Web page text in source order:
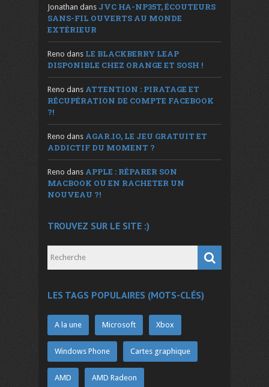
Jonathan dans JVC HA-NP35T, ÉCOUTEURS
SANS-FIL OUVERTS AU MONDE
EXTÉRIEUR
Reno dans LE BLACKBERRY LEAP
DISPONIBLE CHEZ ORANGE ET SOSH !
Reno dans ATTENTION : PIRATAGE ET
RÉCUPÉRATION DE COMPTE FACEBOOK
?!
Reno dans AGAR.IO, LE JEU GRATUIT ET
ADDICTIF DU MOMENT ?
Reno dans APPLE : RÉPARER SON
MACBOOK OU EN RACHETER UN
NOUVEAU ?!
TROUVEZ SUR LE SITE :)
LES TAGS POPULAIRES (MOTS-CLÉS)
A la une Microsoft Xbox
Windows Phone Cartes graphique
AMD AMD Radeon